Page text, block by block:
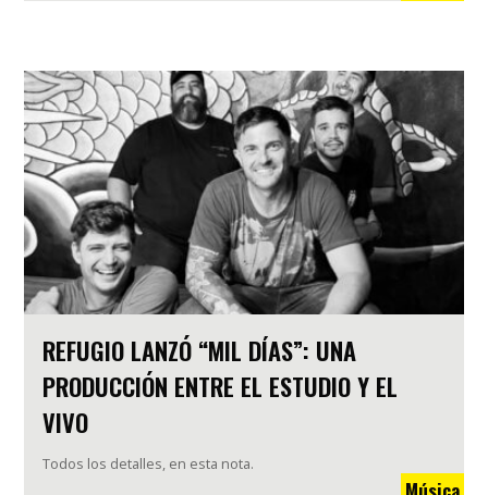
REFUGIO LANZÓ “MIL DÍAS”: UNA
PRODUCCIÓN ENTRE EL ESTUDIO Y EL
VIVO
Todos los detalles, en esta nota.